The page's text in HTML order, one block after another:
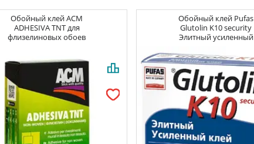
Обойный клейACM
ADHESIVA TNT для
флизелиновых обоев
Обойный клей Pufas
Glutolin K10 security
Элитный усиленный